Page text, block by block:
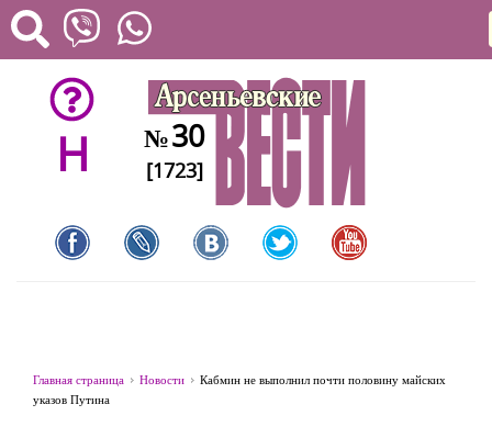
H №30
[1723]
Главная страница Новости
Кабмин не выполнил почти половину майских
указов Путина